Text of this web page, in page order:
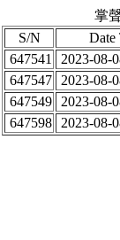
掌
S/N
Date
647541
2023-08-
647547
2023-08-
647549
2023-08-
647598
2023-08-